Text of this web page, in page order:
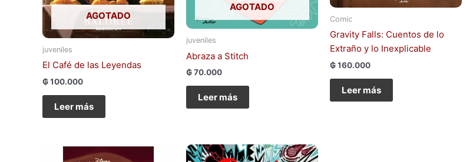
AGOTADO
juveniles
El Café de las Leyendas
₲100.000
Leer más
AGOTADO
juveniles
Abraza a Stitch
₲70.000
Leer más
Comic
Gravity Falls: Cuentos de lo
Extraño y lo Inexplicable
₲160.000
Leer más